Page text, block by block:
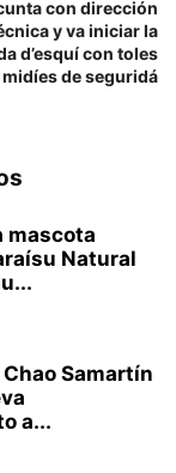
con dirección
y va iniciar la
d’esquí con toles
midíes de seguridá
mascota
Natural
Samartín
a...